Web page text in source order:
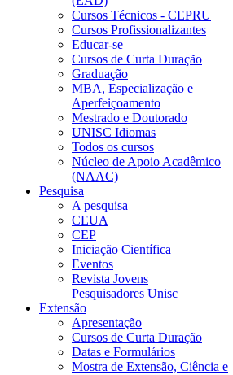
Cursos Técnicos - CEPRU
Cursos Profissionalizantes
Educar-se
Cursos de Curta Duração
Graduação
MBA, Especialização e
Aperfeiçoamento
Mestrado e Doutorado
UNISC Idiomas
Todos os cursos
Núcleo de Apoio Acadêmico
(NAAC)
Pesquisa
A pesquisa
CEUA
CEP
Iniciação Científica
Eventos
Revista Jovens
Pesquisadores Unisc
Extensão
Apresentação
Cursos de Curta Duração
Datas e Formulários
Mostra de Extensão, Ciência e